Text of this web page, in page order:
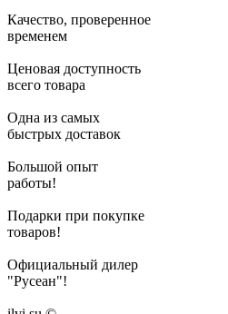
Качество, проверенное
временем
Ценовая доступность
всего товара
Одна из самых
быстрых доставок
Большой опыт
работы!
Подарки при покупке
товаров!
Официальный дилер
"Русеан"!